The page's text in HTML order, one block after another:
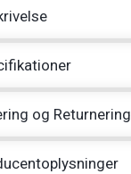
og Returnering